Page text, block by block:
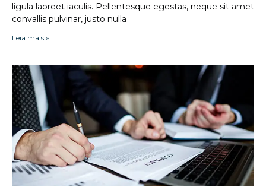
ligula laoreet iaculis. Pellentesque egestas, neque sit amet
convallis pulvinar, justo nulla
Leia mais »